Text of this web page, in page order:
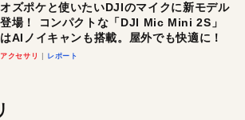
オズポケと使いたいDJIのマイクに新モデル
登場！ コンパクトな「DJI Mic Mini 2S」
はAIノイキャンも搭載。屋外でも快適に！
アクセサリ レポート